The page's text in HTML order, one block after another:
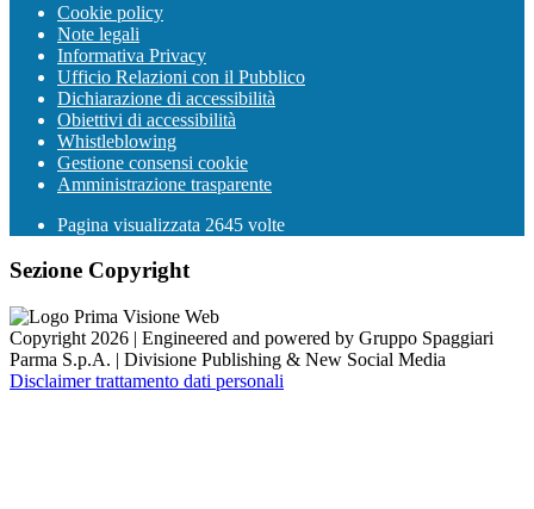
Cookie policy
Note legali
Informativa Privacy
Ufficio Relazioni con il Pubblico
Dichiarazione di accessibilità
Obiettivi di accessibilità
Whistleblowing
Gestione consensi cookie
Amministrazione trasparente
Pagina visualizzata 2645 volte
Sezione Copyright
Copyright 2026 | Engineered and powered by Gruppo Spaggiari
Parma S.p.A. | Divisione Publishing & New Social Media
Disclaimer trattamento dati personali